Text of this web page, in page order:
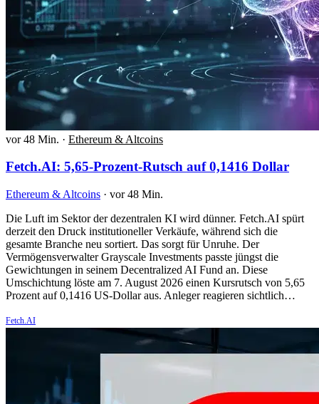
vor 48 Min. · Ethereum & Altcoins
Fetch.AI: 5,65-Prozent-Rutsch auf 0,1416 Dollar
Ethereum & Altcoins · vor 48 Min.
Die Luft im Sektor der dezentralen KI wird dünner. Fetch.AI spürt
derzeit den Druck institutioneller Verkäufe, während sich die
gesamte Branche neu sortiert. Das sorgt für Unruhe. Der
Vermögensverwalter Grayscale Investments passte jüngst die
Gewichtungen in seinem Decentralized AI Fund an. Diese
Umschichtung löste am 7. August 2026 einen Kursrutsch von 5,65
Prozent auf 0,1416 US-Dollar aus. Anleger reagieren sichtlich…
Fetch.AI